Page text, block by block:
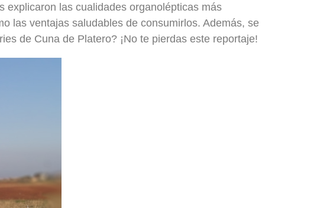
explicaron las cualidades organolépticas más
las ventajas saludables de consumirlos. Además, se
de Cuna de Platero? ¡No te pierdas este reportaje!